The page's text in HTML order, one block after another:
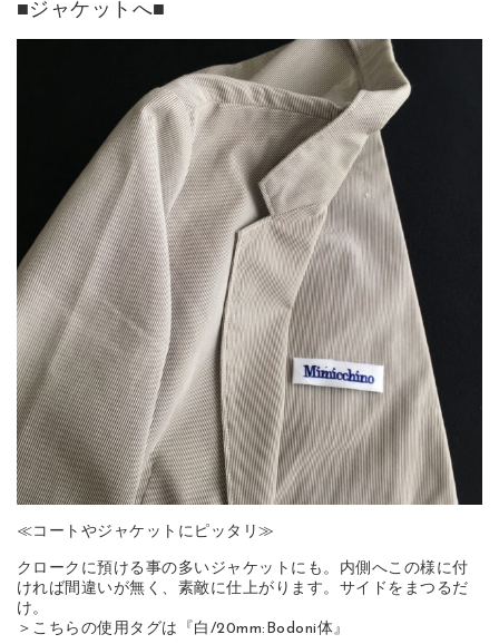
■ジャケットへ■
≪コートやジャケットにピッタリ≫
クロークに預ける事の多いジャケットにも。内側へこの様に付
ければ間違いが無く、素敵に仕上がります。サイドをまつるだ
け。
＞こちらの使用タグは『白/20mm:Bodoni体』